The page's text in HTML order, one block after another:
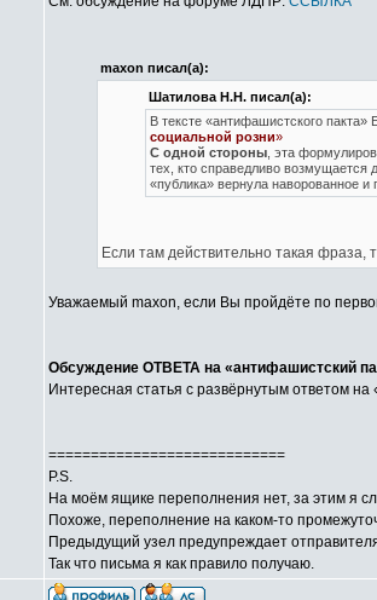
maxon писал(а):
Шатилова Н.Н. писал(а):
В тексте «антифашистского
социальной розни»
С одной стороны , эта
тех, кто справедливо возмущается
«публика» вернула наворованное и
Если там действительно такая
Уважаемый maxon, если Вы пройдёте по
Обсуждение ОТВЕТА на «антифашистский
Интересная статья с развёрнутым ответом
============================
P.S.
На моём ящике переполнения нет, за этим я
Похоже, переполнение на каком-то
Предыдущий узел предупреждает
Так что письма я как правило получаю.